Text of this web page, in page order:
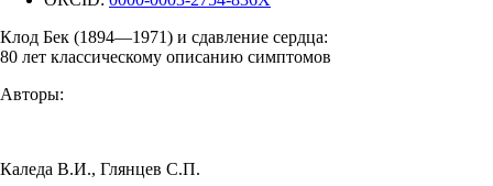
Клод Бек (1894—1971) и сдавление сердца:
80 лет классическому описанию симптомов
Авторы:
Каледа В.И., Глянцев С.П.